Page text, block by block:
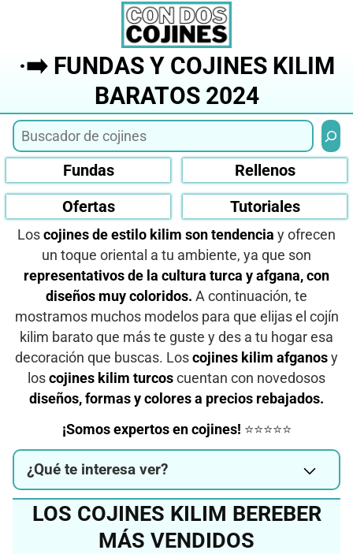
·➡️ FUNDAS Y COJINES KILIM
BARATOS 2024
Fundas
Rellenos
Ofertas
Tutoriales
Los cojines de estilo kilim son tendencia y ofrecen
un toque oriental a tu ambiente, ya que son
representativos de la cultura turca y afgana, con
diseños muy coloridos. A continuación, te
mostramos muchos modelos para que elijas el cojín
kilim barato que más te guste y des a tu hogar esa
decoración que buscas. Los cojines kilim afganos y
los cojines kilim turcos cuentan con novedosos
diseños, formas y colores a precios rebajados.
¡Somos expertos en cojines! ⭐⭐⭐⭐⭐
¿Qué te interesa ver?
LOS COJINES KILIM BEREBER
MÁS VENDIDOS